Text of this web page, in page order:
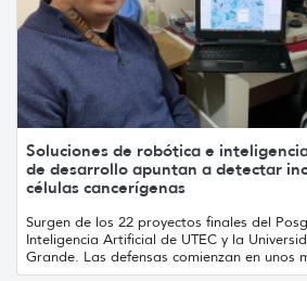
Soluciones de robótica e
de desarrollo apuntan a detectar
células cancerígenas
Surgen de los 22 proyectos finales del
Inteligencia Artificial de UTEC y la
Grande. Las defensas comienzan en unos